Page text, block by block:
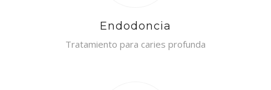
Endodoncia
Tratamiento para caries profunda